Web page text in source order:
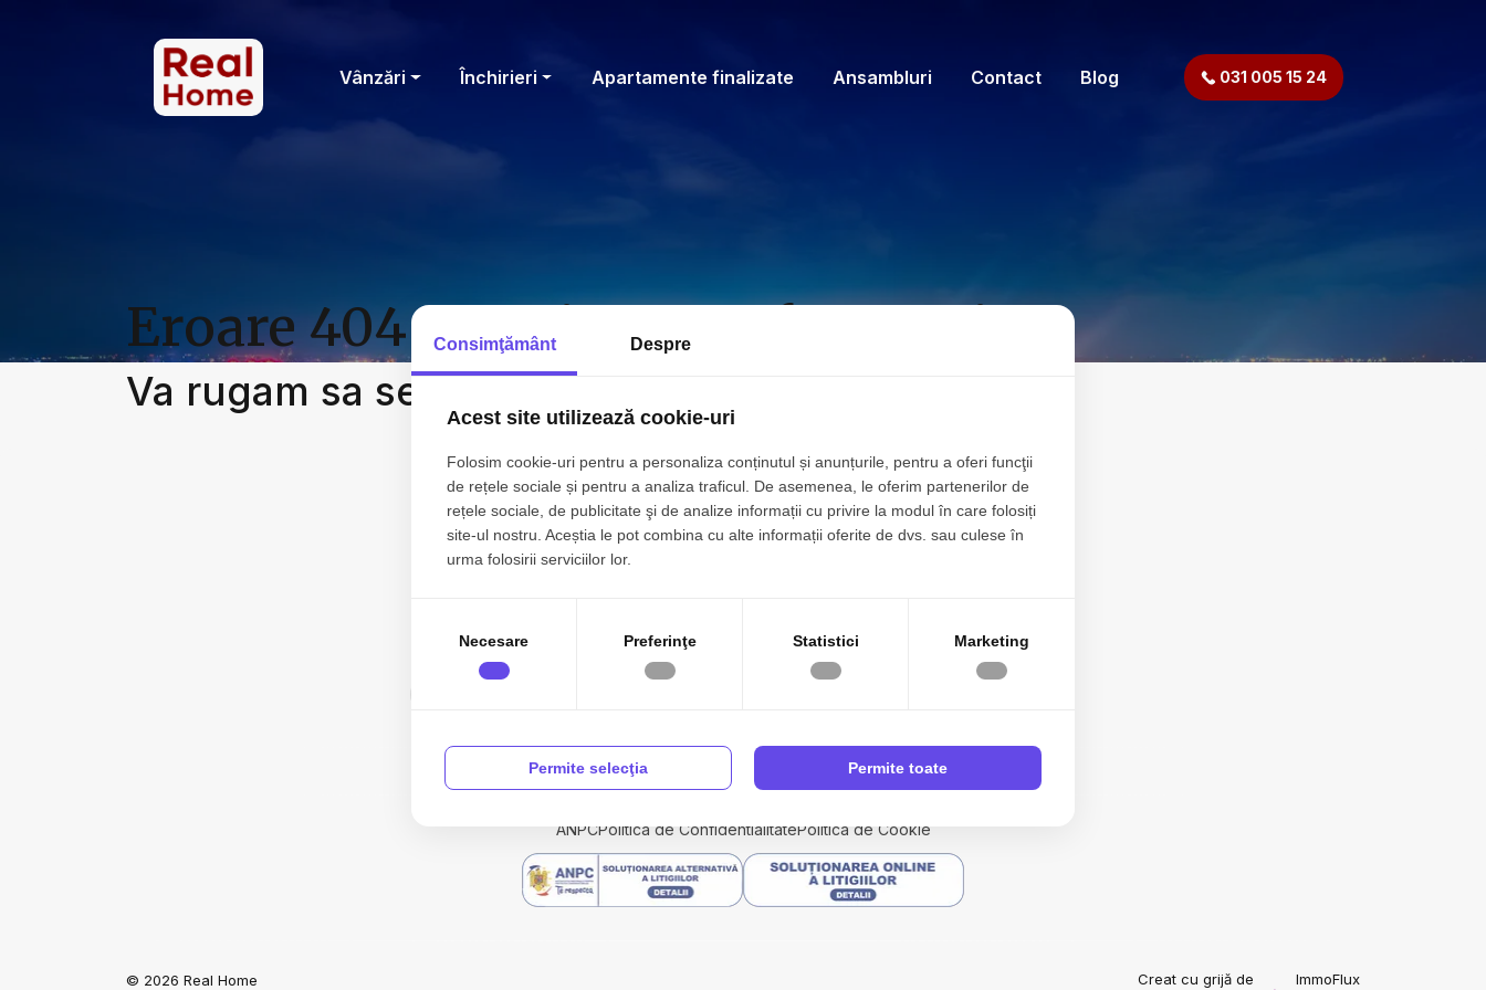
Vânzări Închirieri Apartamente finalizate Ansambluri Contact Blog 031 005 15 24
Eroare 404 - Pagina nu a fost gasita
Va rugam sa selectati o alta pagina din meniu
Vânzări Închirieri Ansambluri Contact
ANPCPolitica de ConfidentialitatePolitica de Cookie
© 2026 Real Home Creat cu grijă de ImmoFlux
Consimţământ Despre
Acest site utilizează cookie-uri
Folosim cookie-uri pentru a personaliza conținutul și anunțurile, pentru a oferi funcţii
de rețele sociale și pentru a analiza traficul. De asemenea, le oferim partenerilor de
rețele sociale, de publicitate şi de analize informații cu privire la modul în care folosiți
site-ul nostru. Aceștia le pot combina cu alte informații oferite de dvs. sau culese în
urma folosirii serviciilor lor.
Necesare Preferinţe Statistici Marketing
Permite selecţia Permite toate